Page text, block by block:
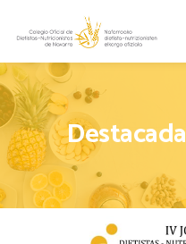
Destacada